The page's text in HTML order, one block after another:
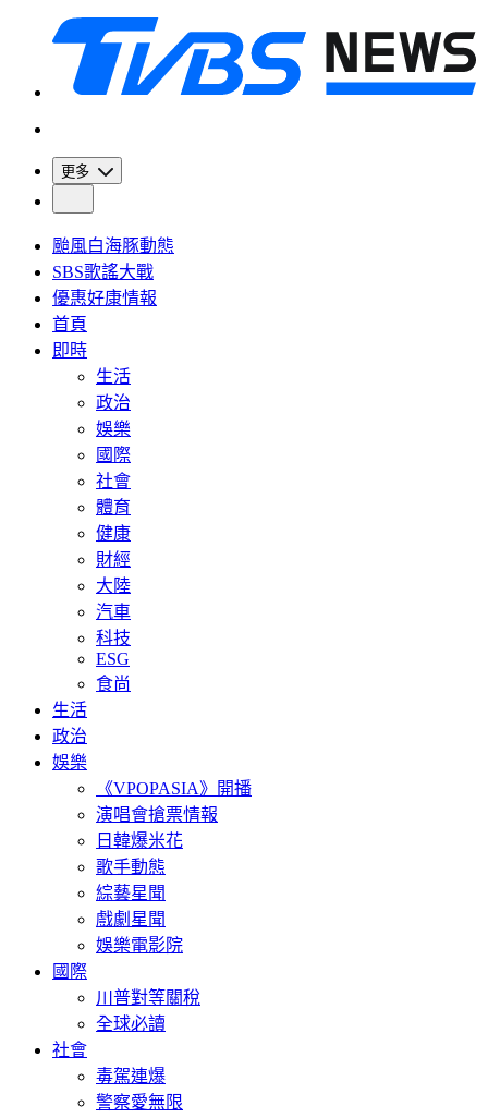
更多
颱風白海豚動態
SBS歌謠大戰
優惠好康情報
首頁
即時
生活
政治
娛樂
國際
社會
體育
健康
財經
大陸
汽車
科技
ESG
食尚
生活
政治
娛樂
《VPOPASIA》開播
演唱會搶票情報
日韓爆米花
歌手動態
綜藝星聞
戲劇星聞
娛樂電影院
國際
川普對等關稅
全球必讀
社會
毒駕連爆
警察愛無限